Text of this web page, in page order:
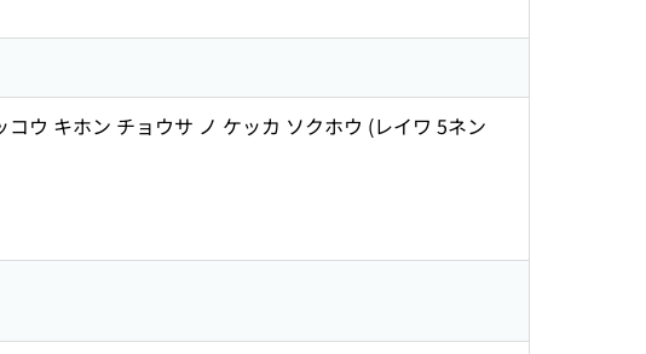
ウ キホン チョウサ ノ ケッカ ソクホウ (レイワ 5ネン